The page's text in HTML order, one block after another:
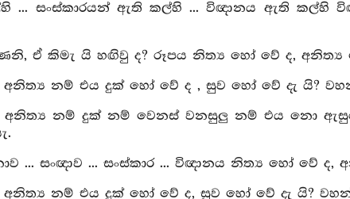
... සංස්කාරයන් ඇති කල්හි ... විඥානය ඇති කල්හි
ඒ කිමැ යි හඟිවු ද? රූපය නිත්‍ය හෝ වේ ද, අනිත්‍ය
නම් එය දුක් හෝ වේ ද , සුව හෝ වේ දැ යි?
අනිත්‍ය නම් දුක් නම් වෙනස් වනසුලු නම් එය නො
... සංඥාව ... සංස්කාර ... විඥානය නිත්‍ය හෝ වේ
නම් එය දුක් හෝ වේ ද, සුව හෝ වේ දැ යි?